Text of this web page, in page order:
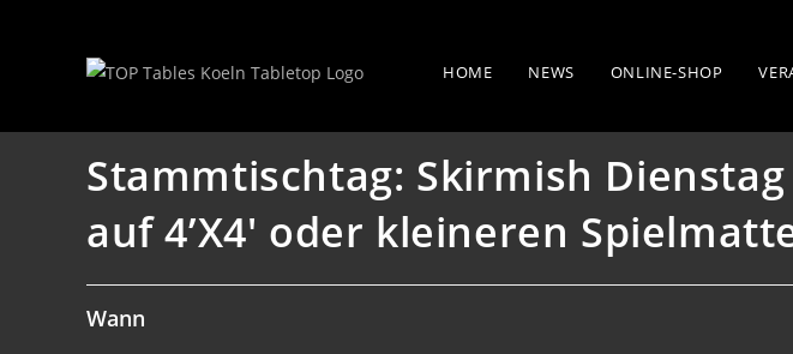
HOME NEWS ONLINE-SHOP
Stammtischtag: Skirmish Dienstag
auf 4’X4′ oder kleineren
Wann